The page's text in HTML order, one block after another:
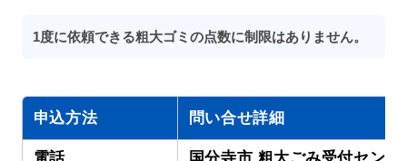
1度に依頼できる粗大ゴミの点数に制限はありません。
申込方法 問い合せ詳細